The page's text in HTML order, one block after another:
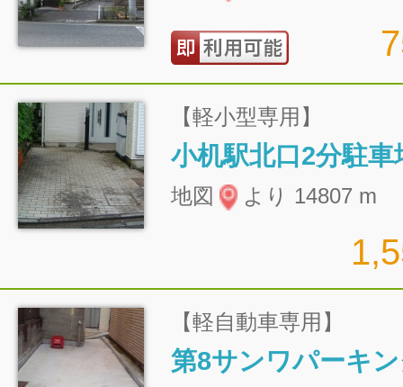
【軽小型専用】
小机駅北口2分駐車
地図 より 14807 m
【軽自動車専用】
第8サンワパーキ